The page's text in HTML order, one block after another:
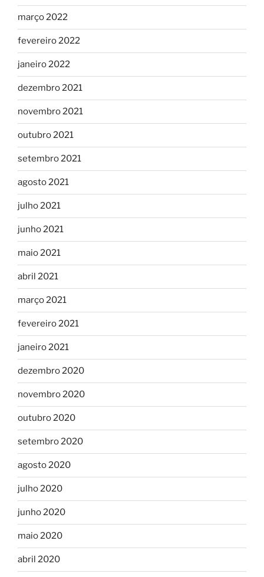
março 2022
fevereiro 2022
janeiro 2022
dezembro 2021
novembro 2021
outubro 2021
setembro 2021
agosto 2021
julho 2021
junho 2021
maio 2021
abril 2021
março 2021
fevereiro 2021
janeiro 2021
dezembro 2020
novembro 2020
outubro 2020
setembro 2020
agosto 2020
julho 2020
junho 2020
maio 2020
abril 2020